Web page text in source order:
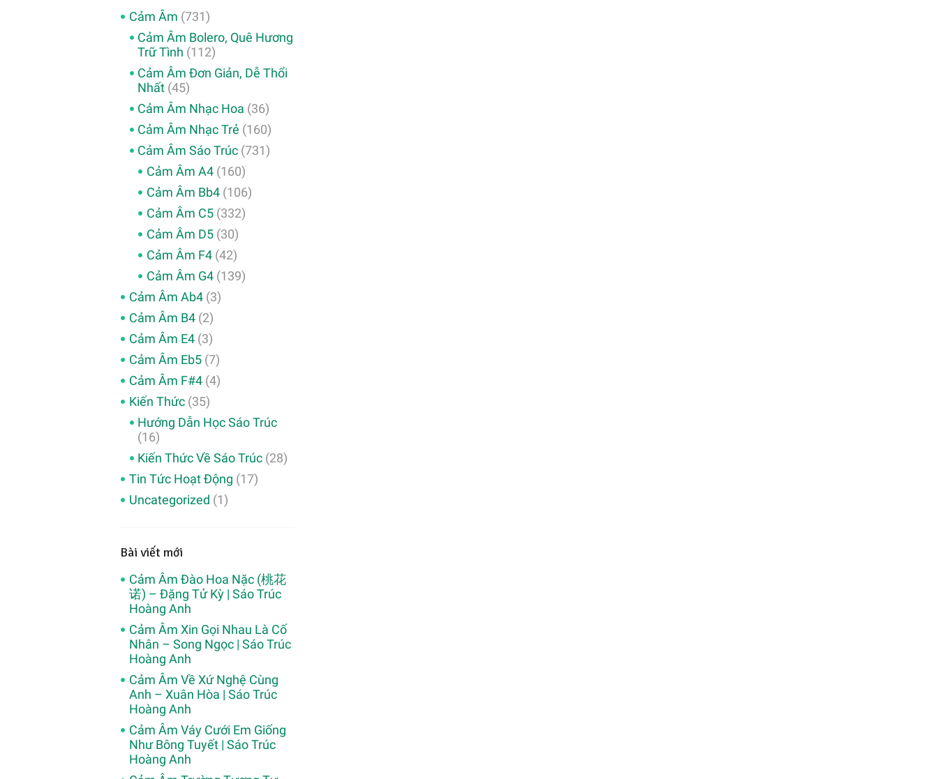
Cảm Âm (731)
Cảm Âm Bolero, Quê Hương
Trữ Tình (112)
Cảm Âm Đơn Giản, Dễ Thổi
Nhất (45)
Cảm Âm Nhạc Hoa (36)
Cảm Âm Nhạc Trẻ (160)
Cảm Âm Sáo Trúc (731)
Cảm Âm A4(160)
Cảm Âm Bb4(106)
Cảm Âm C5(332)
Cảm Âm D5(30)
Cảm Âm F4(42)
Cảm Âm G4(139)
Cảm Âm Ab4(3)
Cảm Âm B4(2)
Cảm Âm E4(3)
Cảm Âm Eb5(7)
Cảm Âm F#4(4)
Kiến Thức(35)
Hướng Dẫn Học Sáo Trúc
(16)
Kiến Thức Về Sáo Trúc (28)
Tin Tức Hoạt Động (17)
Uncategorized (1)
Bài viết mới
Cảm Âm Đào Hoa Nặc (桃花
诺) – Đặng Tử Kỳ | Sáo Trúc
Hoàng Anh
Cảm Âm Xin Gọi Nhau Là Cố
Nhân – Song Ngọc | Sáo Trúc
Hoàng Anh
Cảm Âm Về Xứ Nghệ Cùng
Anh – Xuân Hòa | Sáo Trúc
Hoàng Anh
Cảm Âm Váy Cưới Em Giống
Như Bông Tuyết | Sáo Trúc
Hoàng Anh